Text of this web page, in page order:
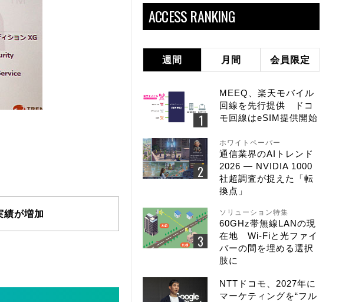
が増加
ACCESS RANKING
週間 月間 会員限定
MEEQ、楽天モバイル
回線を先行提供 ドコ
モ回線はeSIM提供開始
ホワイトペーパー
通信業界のAIトレンド
2026 ― NVIDIA 1000
社超調査が捉えた「転
換点」
ソリューション特集
60GHz帯無線LANの現
在地 Wi-Fiと光ファイ
バーの間を埋める選択
肢に
NTTドコモ、2027年に
マーケティングを“フル